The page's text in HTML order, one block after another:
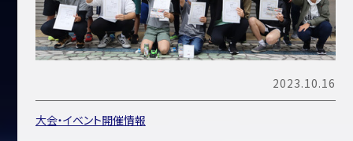
2023.10.16
大会・イベント開催情報